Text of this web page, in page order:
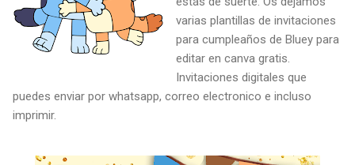
varias plantillas de invitaciones
para cumpleaños de Bluey para
editar en canva gratis.
Invitaciones digitales que
puedes enviar por whatsapp, correo electronico e incluso
imprimir.